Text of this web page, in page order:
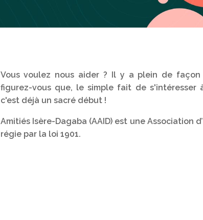
Vous voulez nous aider ? Il y a plein de
figurez-vous que, le simple fait de s'intéresser
c'est déjà un sacré début !
Amitiés Isère-Dagaba (AAID) est une Association
régie par la loi 1901.